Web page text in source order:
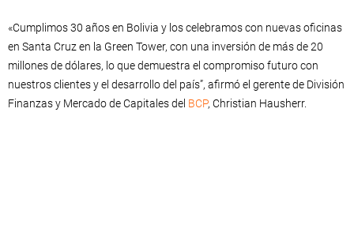
«Cumplimos 30 años en Bolivia y los celebramos con nuevas oficinas
en Santa Cruz en la Green Tower, con una inversión de más de 20
millones de dólares, lo que demuestra el compromiso futuro con
nuestros clientes y el desarrollo del país”, afirmó el gerente de División
Finanzas y Mercado de Capitales del BCP, Christian Hausherr.